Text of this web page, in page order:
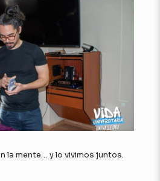
la mente… y lo vivimos juntos.